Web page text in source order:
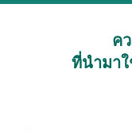
ค
ที่นำมา